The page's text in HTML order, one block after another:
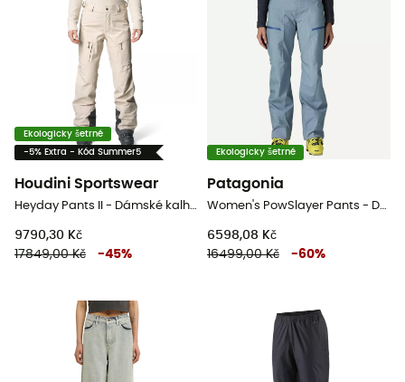
Ekologicky šetrné
-5% Extra - Kód Summer5
Houdini Sportswear
Heyday Pants II - Dámské kalhoty pro skialpinisty
9790,30 Kč
17849,00 Kč
-45%
Ekologicky šetrné
Patagonia
Women's PowSlayer Pants - Dámské kalhoty pro skialpinisty
6598,08 Kč
16499,00 Kč
-60%